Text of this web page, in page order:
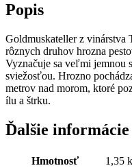
Popis
Goldmuskateller z vinárstva
rôznych druhov hrozna
Vyznačuje sa veľmi jemnou
sviežosťou. Hrozno
metrov nad morom, ktoré
ílu a štrku.
Ďalšie informácie
Hmotnosť 1,35